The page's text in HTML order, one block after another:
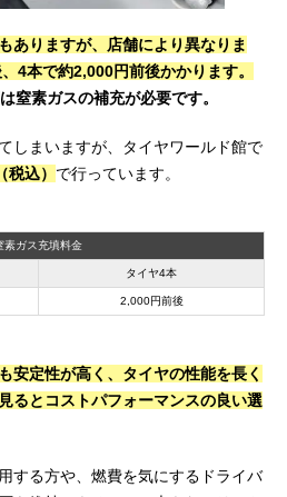
ありますが、店舗により異なりま
4本で約2,000円前後かかります。
窒素ガスの補充が必要です。
しまいますが、タイヤワールド館で
込） で行っています。
素ガス充填料金
タイヤ4本
2,000円前後
安定性が高く、タイヤの性能を長く
るとコストパフォーマンスの良い選
する方や、燃費を気にするドライバ